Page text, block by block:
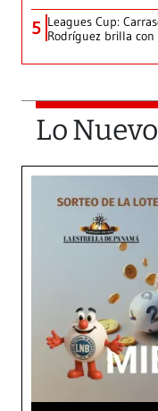
5 Leagues Cup:
Rodríguez brilla con
Lo Nuevo